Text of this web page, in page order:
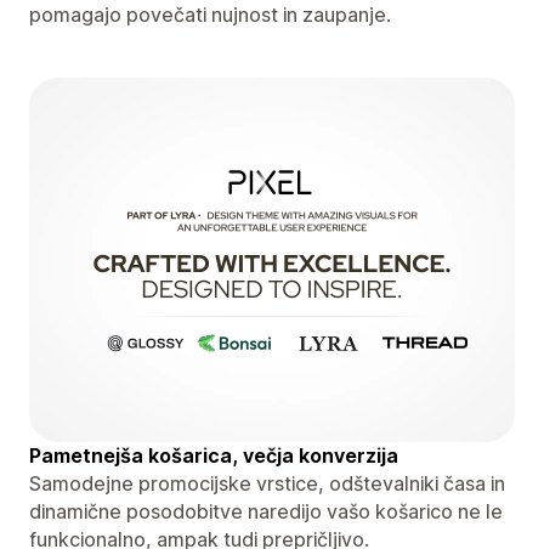
pomagajo povečati nujnost in zaupanje.
Pametnejša košarica, večja konverzija
Samodejne promocijske vrstice, odštevalniki časa in
dinamične posodobitve naredijo vašo košarico ne le
funkcionalno, ampak tudi prepričljivo.